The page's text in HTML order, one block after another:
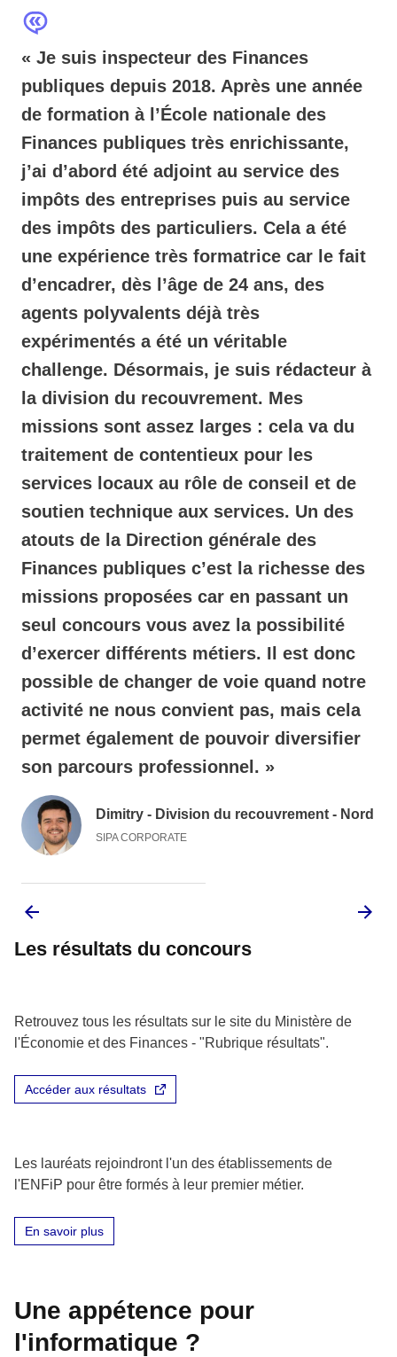
« Je suis inspecteur des Finances
publiques depuis 2018. Après une année
de formation à l’École nationale des
Finances publiques très enrichissante,
j’ai d’abord été adjoint au service des
impôts des entreprises puis au service
des impôts des particuliers. Cela a été
une expérience très formatrice car le fait
d’encadrer, dès l’âge de 24 ans, des
agents polyvalents déjà très
expérimentés a été un véritable
challenge. Désormais, je suis rédacteur à
la division du recouvrement. Mes
missions sont assez larges : cela va du
traitement de contentieux pour les
services locaux au rôle de conseil et de
soutien technique aux services. Un des
atouts de la Direction générale des
Finances publiques c’est la richesse des
missions proposées car en passant un
seul concours vous avez la possibilité
d’exercer différents métiers. Il est donc
possible de changer de voie quand notre
activité ne nous convient pas, mais cela
permet également de pouvoir diversifier
son parcours professionnel. »
Dimitry - Division du recouvrement - Nord
SIPA CORPORATE
Les résultats du concours
Retrouvez tous les résultats sur le site du Ministère de
l'Économie et des Finances - "Rubrique résultats".
Accéder aux résultats
Les lauréats rejoindront l'un des établissements de
l'ENFiP pour être formés à leur premier métier.
En savoir plus
Une appétence pour
l'informatique ?